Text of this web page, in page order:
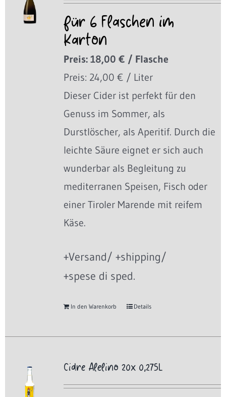
für 6 Flaschen im
Karton
Preis: 18,00 € / Flasche
Preis: 24,00 € / Liter
Dieser Cider ist perfekt für den
Genuss im Sommer, als
Durstlöscher, als Aperitif. Durch die
leichte Säure eignet er sich auch
wunderbar als Begleitung zu
mediterranen Speisen, Fisch oder
einer Tiroler Marende mit reifem
Käse.
+Versand/ +shipping/
+spese di sped.
In den Warenkorb Details
Cidre Alelino 20x 0,275L